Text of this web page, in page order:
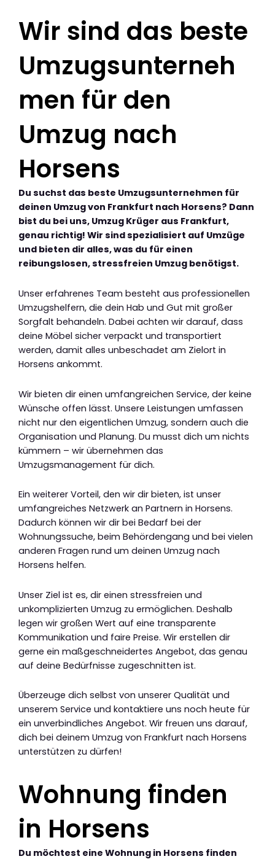
Wir sind das beste
Umzugsunterneh
men für den
Umzug nach
Horsens
Du suchst das beste Umzugsunternehmen für
deinen Umzug von Frankfurt nach Horsens? Dann
bist du bei uns, Umzug Krüger aus Frankfurt,
genau richtig! Wir sind spezialisiert auf Umzüge
und bieten dir alles, was du für einen
reibungslosen, stressfreien Umzug benötigst.
Unser erfahrenes Team besteht aus professionellen
Umzugshelfern, die dein Hab und Gut mit großer
Sorgfalt behandeln. Dabei achten wir darauf, dass
deine Möbel sicher verpackt und transportiert
werden, damit alles unbeschadet am Zielort in
Horsens ankommt.
Wir bieten dir einen umfangreichen Service, der keine
Wünsche offen lässt. Unsere Leistungen umfassen
nicht nur den eigentlichen Umzug, sondern auch die
Organisation und Planung. Du musst dich um nichts
kümmern – wir übernehmen das
Umzugsmanagement für dich.
Ein weiterer Vorteil, den wir dir bieten, ist unser
umfangreiches Netzwerk an Partnern in Horsens.
Dadurch können wir dir bei Bedarf bei der
Wohnungssuche, beim Behördengang und bei vielen
anderen Fragen rund um deinen Umzug nach
Horsens helfen.
Unser Ziel ist es, dir einen stressfreien und
unkomplizierten Umzug zu ermöglichen. Deshalb
legen wir großen Wert auf eine transparente
Kommunikation und faire Preise. Wir erstellen dir
gerne ein maßgeschneidertes Angebot, das genau
auf deine Bedürfnisse zugeschnitten ist.
Überzeuge dich selbst von unserer Qualität und
unserem Service und kontaktiere uns noch heute für
ein unverbindliches Angebot. Wir freuen uns darauf,
dich bei deinem Umzug von Frankfurt nach Horsens
unterstützen zu dürfen!
Wohnung finden
in Horsens
Du möchtest eine Wohnung in Horsens finden